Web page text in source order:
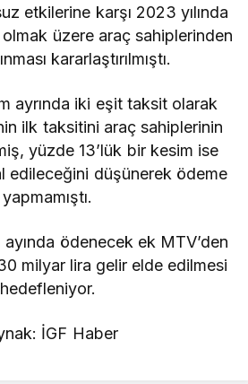
etkilerine karşı 2023 yılında
üzere araç sahiplerinden
kararlaştırılmıştı.
ayrında iki eşit taksit olarak
ilk taksitini araç sahiplerinin
yüzde 13’lük bir kesim ise
edileceğini düşünerek ödeme
yapmamıştı.
ödenecek ek MTV’den
milyar lira gelir elde edilmesi
hedefleniyor.
İGF Haber